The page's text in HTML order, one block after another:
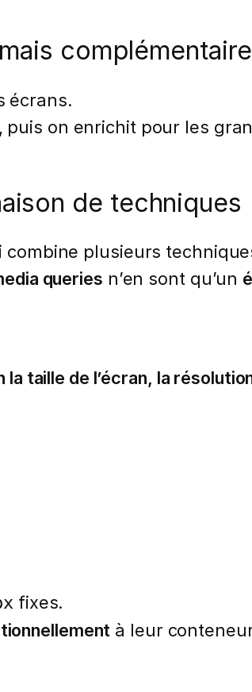
écrans.
puis on enrichit pour les
de techniques
combine plusieurs
queries n’en sont qu’un
la taille de l’écran, la
fixes.
à leur